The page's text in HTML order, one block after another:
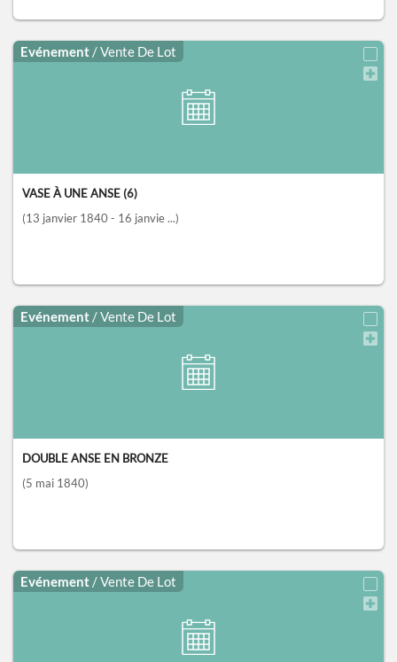
Evénement / Vente De Lot
VASE À UNE ANSE (6)
(13 janvier 1840 - 16 janvie ...)
Evénement / Vente De Lot
DOUBLE ANSE EN BRONZE
(5 mai 1840)
Evénement / Vente De Lot